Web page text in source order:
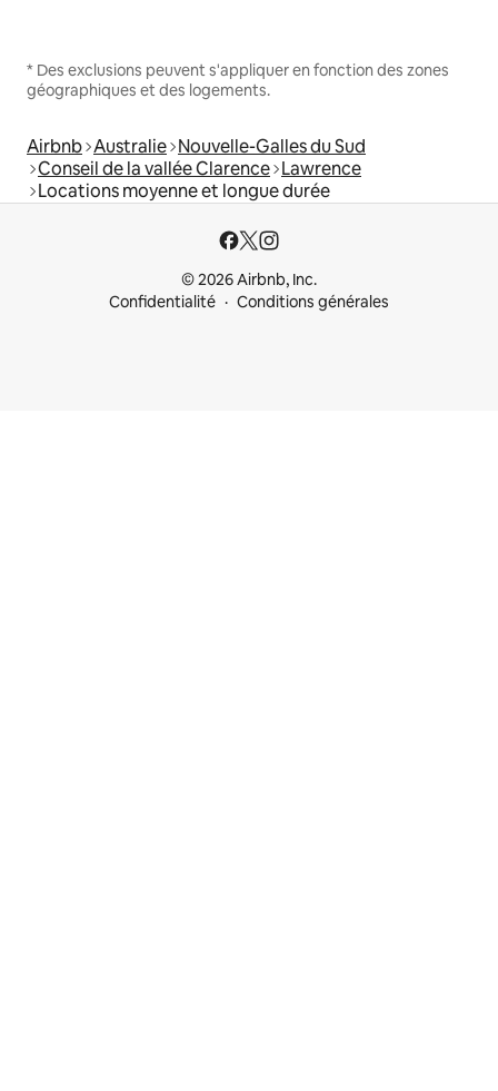
* Des exclusions peuvent s'appliquer en fonction des zones
géographiques et des logements.
Airbnb Australie Nouvelle-Galles du Sud
Conseil de la vallée Clarence Lawrence
Locations moyenne et longue durée
© 2026 Airbnb, Inc.
Confidentialité
Conditions générales